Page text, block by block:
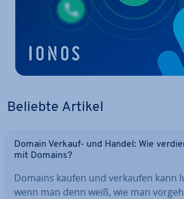
Beliebte Artikel
Domain Verkauf- und Handel: Wie
mit Domains?
Domains kaufen und verkaufen kann
wenn man denn weiß, wie man